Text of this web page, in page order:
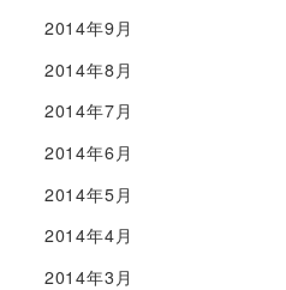
2014年9月
2014年8月
2014年7月
2014年6月
2014年5月
2014年4月
2014年3月